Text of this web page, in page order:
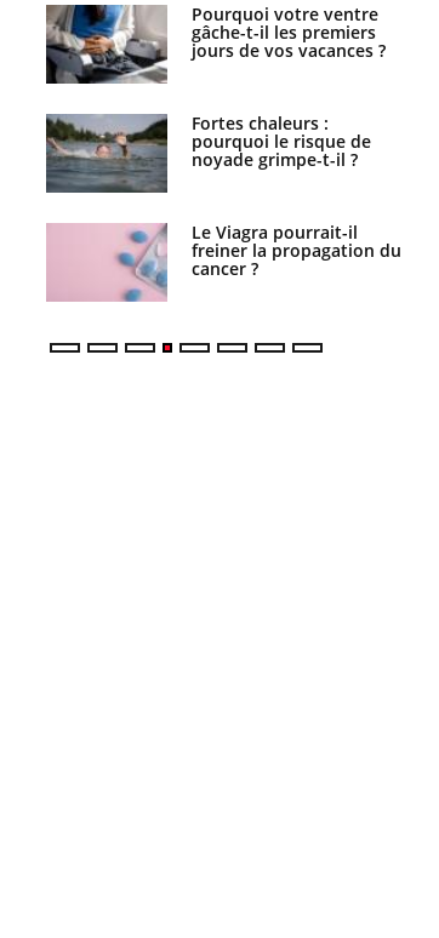
Pourquoi votre ventre
gâche-t-il les premiers
jours de vos vacances ?
Fortes chaleurs :
pourquoi le risque de
noyade grimpe-t-il ?
Le Viagra pourrait-il
freiner la propagation du
cancer ?
Pourquoi manger moins
de protéines pourrait
finalement être bénéfique
Grossesse et chaleur : ce
que dit la science
Le smartphone nuit-il à
l'apprentissage de la
lecture ?